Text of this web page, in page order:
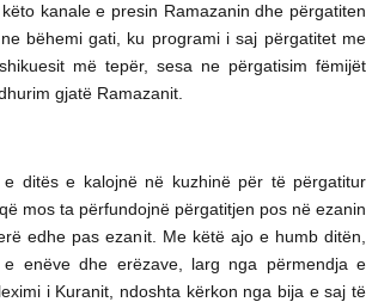
kanale e presin Ramazanin dhe përgatiten
bëhemi gati, ku programi i saj përgatitet me
më tepër, sesa ne përgatisim fëmijët
gjatë Ramazanit.
e ditës e kalojnë në kuzhinë për të përgatitur
mos ta përfundojnë përgatitjen pos në ezanin
edhe pas ezanit. Me këtë ajo e humb ditën,
enëve dhe erëzave, larg nga përmendja e
i Kuranit, ndoshta kërkon nga bija e saj të